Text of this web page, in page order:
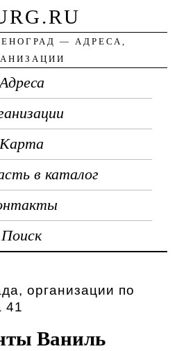
— АДРЕСА,
Адреса
Карта
в каталог
Поиск
организации по
41
Ваниль